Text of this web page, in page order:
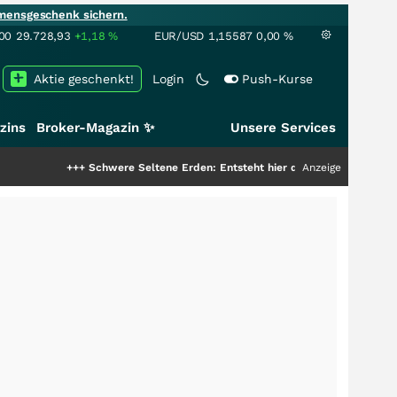
sichern.
29.728,93 +1,18% EUR/USD 1,15587 0,00 %
Login Push-Kurse
Aktie geschenkt!
Broker-Magazin ✨ Unsere Services
Schwere Seltene Erden: Entsteht hier die nächste Milliardenstory?
Anzeige